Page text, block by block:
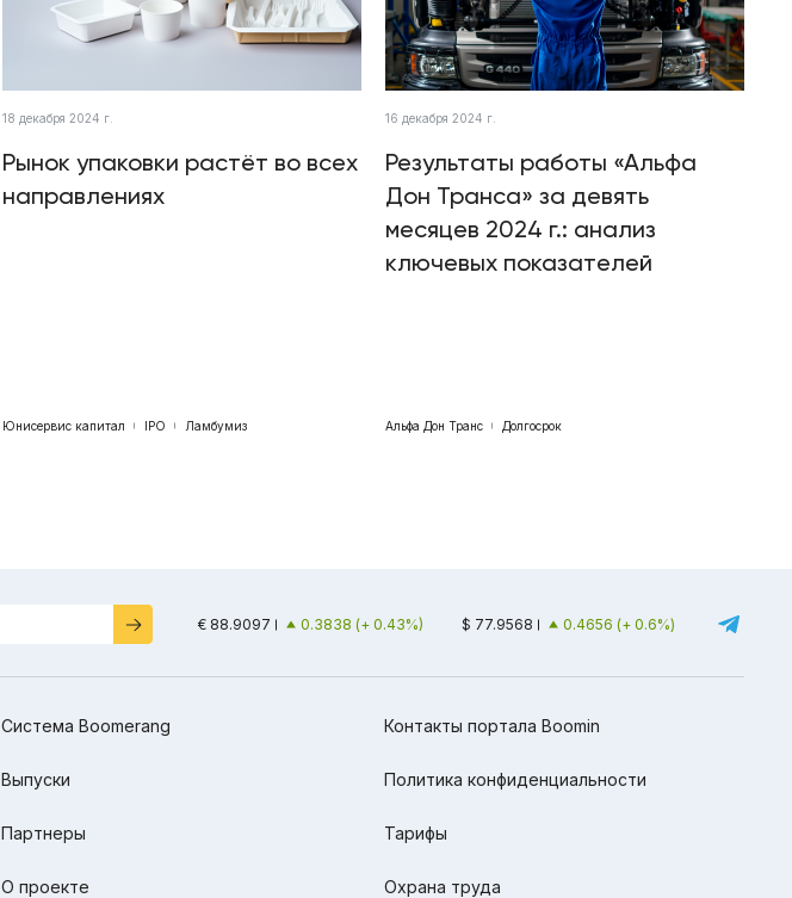
18 декабря 2024 г.
Рынок упаковки растёт во всех
направлениях
Юнисервис капитал IPO Ламбумиз
16 декабря 2024 г.
Результаты работы «Альфа
Дон Транса» за девять
месяцев 2024 г.: анализ
ключевых показателей
Альфа Дон Транс Долгосрок
€ 88.9097 0.3838 (+ 0.43%) $ 77.9568 0.4656 (+ 0.6%)
Система Boomerang
Выпуски
Партнеры
О проекте
Контакты портала Boomin
Политика конфиденциальности
Тарифы
Охрана труда